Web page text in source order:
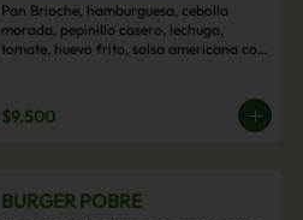
Pan Brioche, hamburguesa, cebolla
morada, pepinillo casero, lechuga,
tomate, huevo frito, salsa americana con
$9.500
BURGER POBRE